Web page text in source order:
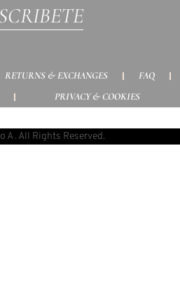
RETURNS & EXCHANGES
FAQ
PRIVACY & COOKIES
A . All Rights Reserved.